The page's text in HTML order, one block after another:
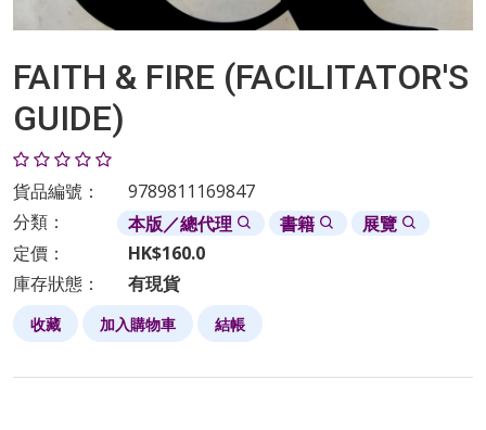
FAITH & FIRE (FACILITATOR'S
GUIDE)
貨品編號：
9789811169847
分類：
本版／總代理 書籍
展覽
定價：
HK$160.0
庫存狀態：
有現貨
收藏 加入購物車 結帳